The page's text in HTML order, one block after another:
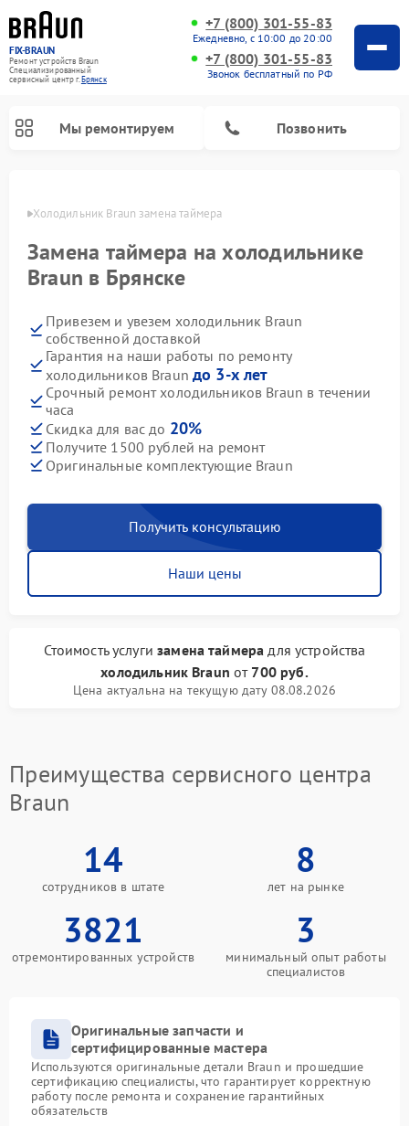
FIX-BRAUN
Ремонт устройств Braun
Специализированный
cервисный центр г.Брянск
+7 (800) 301-55-83
Ежедневно, с 10:00 до 20:00
+7 (800) 301-55-83
Звонок бесплатный по РФ
Мы ремонтируем Позвонить
Холодильник Braun замена таймера
Замена таймера на холодильнике
Braun в Брянске
Привезем и увезем холодильник Braun
собственной доставкой
Гарантия на наши работы по ремонту
холодильников Braunдо 3-х лет
Срочный ремонт холодильников Braun в течении
часа
Скидка для вас до 20%
Получите 1500 рублей на ремонт
Оригинальные комплектующие Braun
Получить консультацию
Наши цены
Стоимость услугизамена таймера для устройства
холодильник Braun от 700 руб.
Цена актуальна на текущую дату 08.08.2026
Преимущества сервисного центра
Braun
14
сотрудников в штате
8
лет на рынке
3821
отремонтированных устройств
3
минимальный опыт работы
специалистов
Оригинальные запчасти и
сертифицированные мастера
Используются оригинальные детали Braun и прошедшие
сертификацию специалисты, что гарантирует корректную
работу после ремонта и сохранение гарантийных
обязательств